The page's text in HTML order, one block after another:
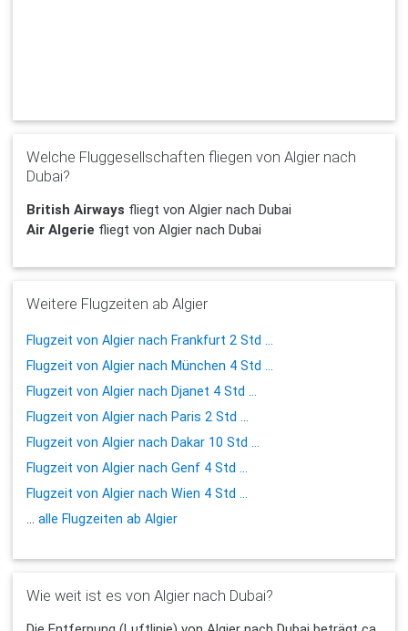
Welche Fluggesellschaften fliegen von Algier nach
Dubai?
British Airways fliegt von Algier nach Dubai
Air Algerie fliegt von Algier nach Dubai
Weitere Flugzeiten ab Algier
Flugzeit von Algier nach Frankfurt 2 Std ...
Flugzeit von Algier nach München 4 Std ...
Flugzeit von Algier nach Djanet 4 Std ...
Flugzeit von Algier nach Paris 2 Std ...
Flugzeit von Algier nach Dakar 10 Std ...
Flugzeit von Algier nach Genf 4 Std ...
Flugzeit von Algier nach Wien 4 Std ...
...alle Flugzeiten ab Algier
Wie weit ist es von Algier nach Dubai?